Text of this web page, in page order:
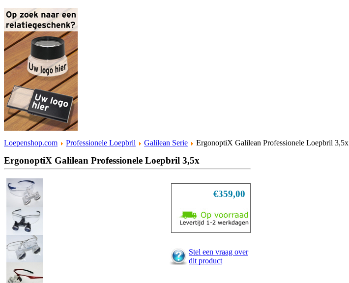
Loepenshop.com Professionele Loepbril Galilean Serie ErgonoptiX Galilean Professionele Loepbril 3,5x
ErgonoptiX Galilean Professionele Loepbril 3,5x
€359,00
Stel een vraag over
dit product